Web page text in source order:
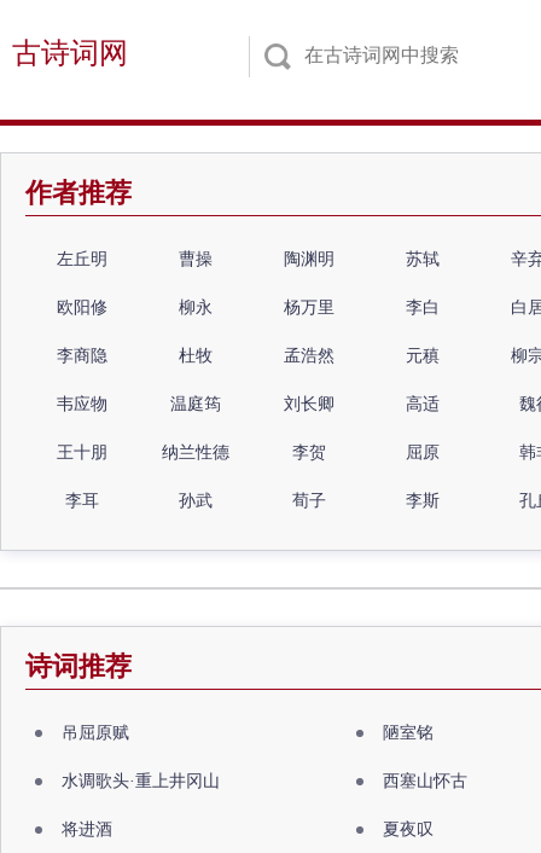
古诗词网
作者推荐
左丘明 曹操 陶渊明 苏轼 辛
欧阳修 柳永 杨万里 李白 白
李商隐 杜牧 孟浩然 元稹 柳
韦应物 温庭筠 刘长卿 高适 魏
王十朋 纳兰性德 李贺 屈原 韩
李耳 孙武 荀子 李斯 孔
诗词推荐
吊屈原赋 陋室铭
水调歌头·重上井冈山 西塞山怀古
将进酒 夏夜叹